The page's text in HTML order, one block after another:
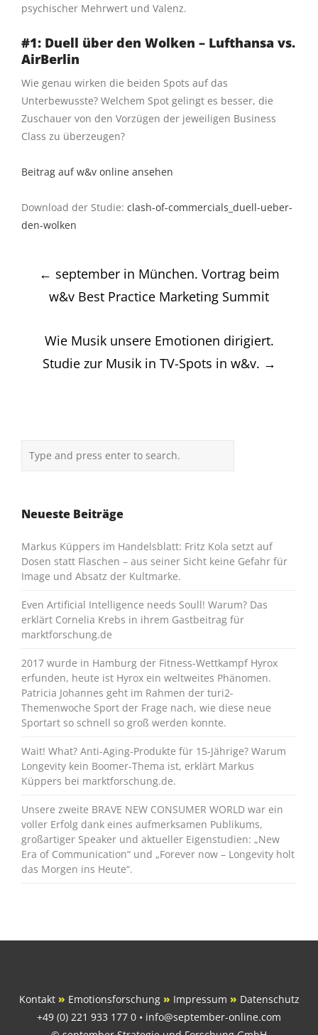
psychischer Mehrwert und Valenz.
#1: Duell über den Wolken – Lufthansa vs.
AirBerlin
Wie genau wirken die beiden Spots auf das
Unterbewusste? Welchem Spot gelingt es besser, die
Zuschauer von den Vorzügen der jeweiligen Business
Class zu überzeugen?
Beitrag auf w&v online ansehen
Download der Studie: clash-of-commercials_duell-ueber-
den-wolken
navigation
← september in München. Vortrag beim
w&v Best Practice Marketing Summit
Wie Musik unsere Emotionen dirigiert.
Studie zur Musik in TV-Spots in w&v. →
Neueste Beiträge
Markus Küppers im Handelsblatt: Fritz Kola setzt auf
Dosen statt Flaschen – aus seiner Sicht keine Gefahr für
Image und Absatz der Kultmarke.
Even Artificial Intelligence needs Soull! Warum? Das
erklärt Cornelia Krebs in ihrem Gastbeitrag für
marktforschung.de
2017 wurde in Hamburg der Fitness-Wettkampf Hyrox
erfunden, heute ist Hyrox ein weltweites Phänomen.
Patricia Johannes geht im Rahmen der turi2-
Themenwoche Sport der Frage nach, wie diese neue
Sportart so schnell so groß werden konnte.
Wait! What? Anti-Aging-Produkte für 15-Jährige? Warum
Longevity kein Boomer-Thema ist, erklärt Markus
Küppers bei marktforschung.de.
Unsere zweite BRAVE NEW CONSUMER WORLD war ein
voller Erfolg dank eines aufmerksamen Publikums,
großartiger Speaker und aktueller Eigenstudien: „New
Era of Communication“ und „Forever now – Longevity holt
das Morgen ins Heute“.
Kontakt» Emotionsforschung» Impressum » Datenschutz
+49 (0) 221 933 177 0 • info@september-online.com